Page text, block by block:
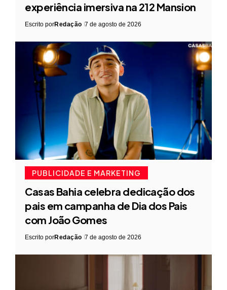
experiência imersiva na 212 Mansion
Escrito porRedação 7 de agosto de 2026
PUBLICIDADE E MARKETING
Casas Bahia celebra dedicação dos
pais em campanha de Dia dos Pais
com João Gomes
Escrito porRedação 7 de agosto de 2026